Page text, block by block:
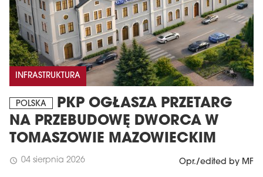
INFRASTRUKTURA
POLSKA
PKP OGŁASZA PRZETARG
NA PRZEBUDOWĘ DWORCA W
TOMASZOWIE MAZOWIECKIM
schedule 04 sierpnia 2026 Opr./edited by MF